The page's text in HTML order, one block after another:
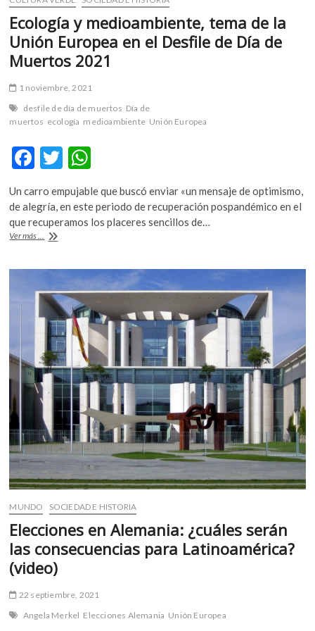
Ecología y medioambiente, tema de la
Unión Europea en el Desfile de Día de
Muertos 2021
1 noviembre, 2021
desfile de día de muertos Día de
muertos ecología medioambiente Unión Europea
F
e
b
o
o
k
T
w
itt
er
h
at
s
p
p
Un carro empujable que buscó enviar «un mensaje de optimismo,
de alegría, en este periodo de recuperación pospandémico en el
que recuperamos los placeres sencillos de…
Ver más ... Ecología
tema
de
la
Unión
Europea
en
el
Desfile
de
Día
Muertos
2021
MUNDO SOCIEDAD E HISTORIA
Elecciones en Alemania: ¿cuáles serán
las consecuencias para Latinoamérica?
(video)
22 septiembre, 2021
Angela Merkel Elecciones Alemania Unión Europea